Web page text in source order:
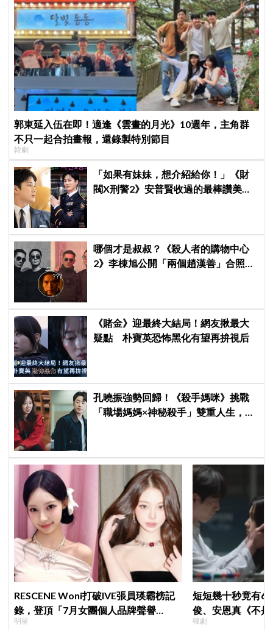
郭東延入伍在即！適逢《雲畫的月光》10週年，主角群
不只一起合拍畫報，還錄製特別節目
韓劇
「如果有妹妹，想介紹給你！」《財
閥X刑警2》安普賢收過的最棒讚美，
哪個才是叔叔？《殺人者的購物中心
2》李棟旭公開「兩個趙漢善」合照，
《賭金》迎最終大結局！網友揪最大
疑點 朴寶英恐怖黑化有望再拚視后
孔曉振強勢回歸！《殺手媽咪》挑戰
「職場媽媽×神秘殺手」雙重人生，與
RESCENE Woni打破IVE張員瑛霸榜記
錄，登頂「7月女團個人品牌聲譽
榜」！魔性迷因「巨濟呀吼」全網瘋
明星
短短幾十秒竟有6
俊、安恩真《不
公開，網友直呼
韓劇